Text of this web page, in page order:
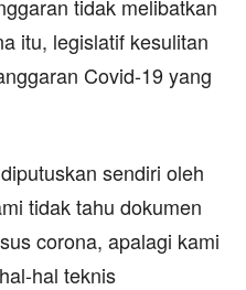
tidak melibatkan
itu, legislatif kesulitan
Covid-19 yang
sendiri oleh
tidak tahu dokumen
corona, apalagi kami
hal teknis